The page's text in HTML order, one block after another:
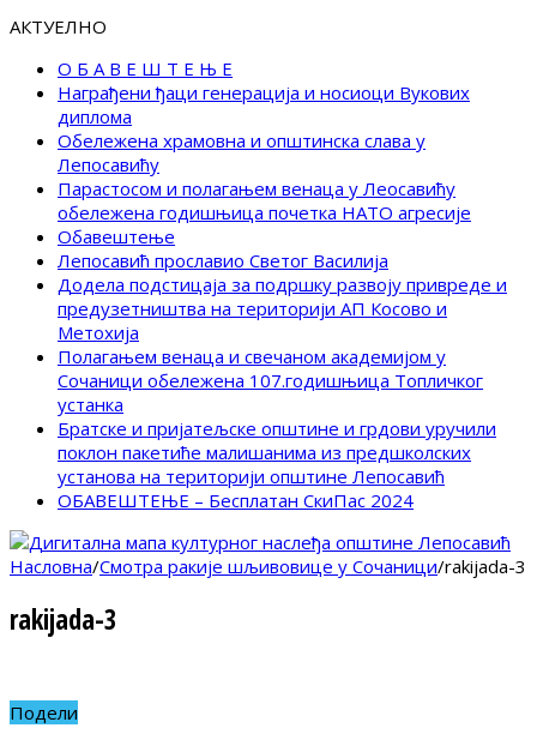
АКТУЕЛНО
О Б А В Е Ш Т Е Њ Е
Награђени ђаци генерација и носиоци Вукових
диплома
Обележена храмовна и општинска слава у
Лепосавићу
Парастосом и полагањем венаца у Леосавићу
обележена годишњица почетка НАТО агресије
Обавештење
Лепосавић прославио Светог Василија
Додела подстицаја за подршку развоју привреде и
предузетништва на територији АП Косово и
Метохија
Полагањем венаца и свечаном академијом у
Сочаници обележена 107.годишњица Топличког
устанка
Братске и пријатељске општине и грдови уручили
поклон пакетиће малишанима из предшколских
установа на територији општине Лепосавић
ОБАВЕШТЕЊЕ – Бесплатан СкиПас 2024
Насловна/Смотра ракије шљивовице у Сочаници/rakijada-3
rakijada-3
Подели